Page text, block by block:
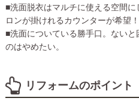
■洗面脱衣はマルチに使える空間
ロンが掛けれるカウンターが希望！
■洗面についている勝手口。ない
のはやめたい。
リフォームのポイント